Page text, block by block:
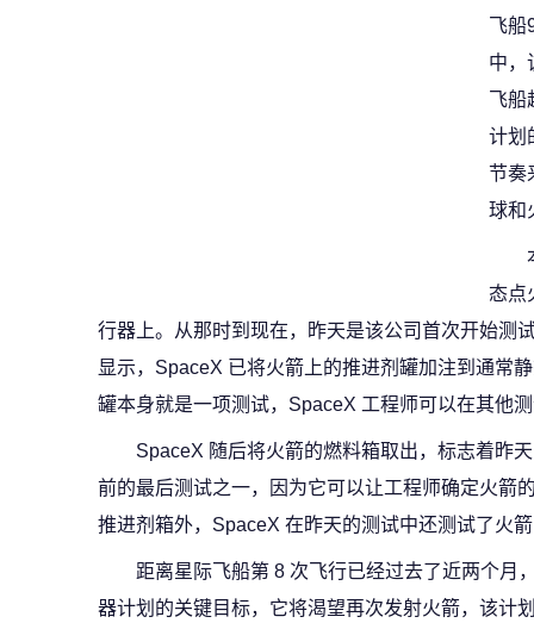
飞船
中，
飞船
计划
节奏
球和
态点
行器上。从那时到现在，昨天是该公司首次开始测
显示，SpaceX 已将火箭上的推进剂罐加注到通常
罐本身就是一项测试，SpaceX 工程师可以在其他
SpaceX 随后将火箭的燃料箱取出，标志着昨
前的最后测试之一，因为它可以让工程师确定火箭
推进剂箱外，SpaceX 在昨天的测试中还测试了火
距离星际飞船第 8 次飞行已经过去了近两个月
器计划的关键目标，它将渴望再次发射火箭，该计